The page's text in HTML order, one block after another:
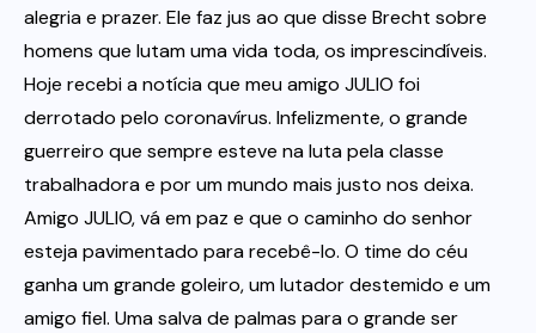
alegria e prazer. Ele faz jus ao que disse Brecht sobre
homens que lutam uma vida toda, os imprescindíveis.
Hoje recebi a notícia que meu amigo JULIO foi
derrotado pelo coronavírus. Infelizmente, o grande
guerreiro que sempre esteve na luta pela classe
trabalhadora e por um mundo mais justo nos deixa.
Amigo JULIO, vá em paz e que o caminho do senhor
esteja pavimentado para recebê-lo. O time do céu
ganha um grande goleiro, um lutador destemido e um
amigo fiel. Uma salva de palmas para o grande ser